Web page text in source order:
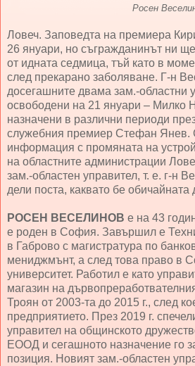
Росен
Ловеч. Заповедта на премиера
26 януари, но съгражданинът ни
от идната седмица, тъй като в
след прекарано заболяване. Г-н
досегашните двама зам.-областни
освободени на 21 януари – Милко
назначени в различни периоди
служебния премиер Стефан Янев.
информация с промяната на
на областните администрации
зам.-областен управител, т. е. г-н
дели поста, каквато бе обичайната
РОСЕН ВЕСЕЛИНОВ е на 43
е роден в София. Завършил е
в Габрово с магистратура по
мениджмънт, а след това право в
университет. Работил е като
магазин на
Троян от 2003-та до 2015 г., след
предприятието. През 2019 г.
управител на общинското
ЕООД и сегашното назначение го
позиция. Новият зам.-областен